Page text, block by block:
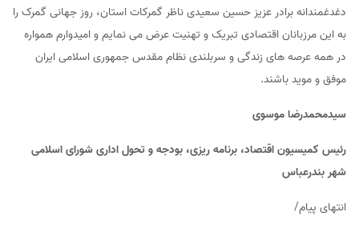
دغدغمندانه برادر عزیز حسین سعیدی ناظر گمرکات استان، روز جهانی گمرک را
به این مرزبانان اقتصادی تبریک و تهنیت عرض می نمایم و امیدوارم همواره
در همه عرصه های زندگی و سربلندی نظام مقدس جمهوری اسلامی ایران
موفق و موید باشند.
سیدمحمدرضا موسوی
رئیس کمیسیون اقتصاد، برنامه ریزی، بودجه و تحول اداری شورای اسلامی
شهر بندرعباس
انتهای پیام/